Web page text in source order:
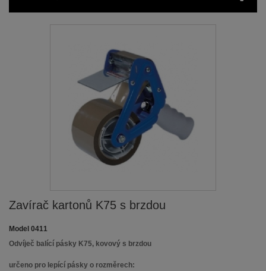
Zavírač kartonů K75 s brzdou
Model 0411
Odvíječ balící pásky K75, kovový s brzdou
určeno pro lepící pásky o rozměrech: